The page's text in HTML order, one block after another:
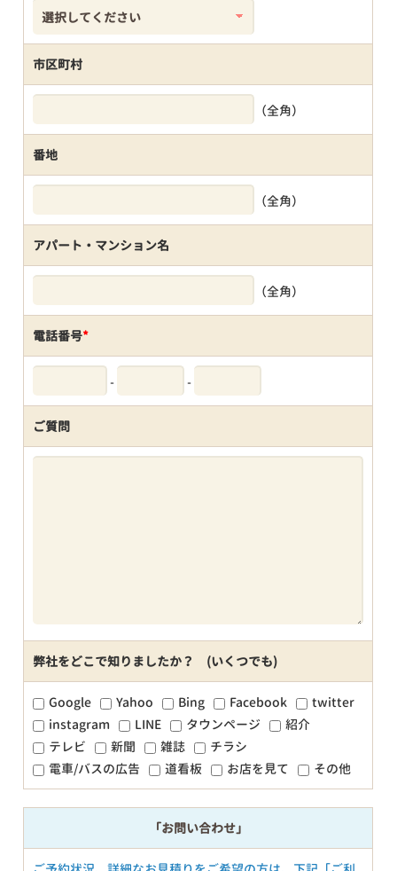
市区町村
（全角）
番地
（全角）
アパート・マンション名
（全角）
電話番号*
- -
ご質問
弊社をどこで知りましたか？ (いくつでも)
Google Yahoo Bing Facebook
twitter
instagram
LINE タウンページ
紹介
テレビ
新聞 雑誌
チラシ
電車/バスの広告
道看板 お店を見て その他
「お問い合わせ」